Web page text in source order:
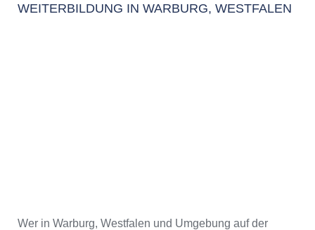
WEITERBILDUNG IN WARBURG, WESTFALEN
Wer in Warburg, Westfalen und Umgebung auf der